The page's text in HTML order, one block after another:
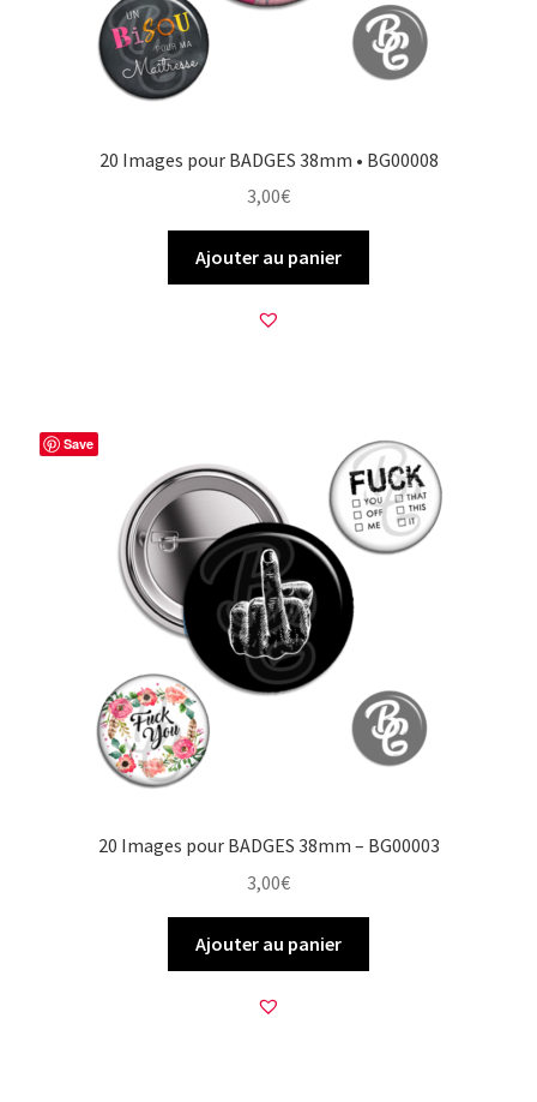
20 Images pour BADGES 38mm • BG00008
3,00€
Ajouter au panier
Save
20 Images pour BADGES 38mm – BG00003
3,00€
Ajouter au panier